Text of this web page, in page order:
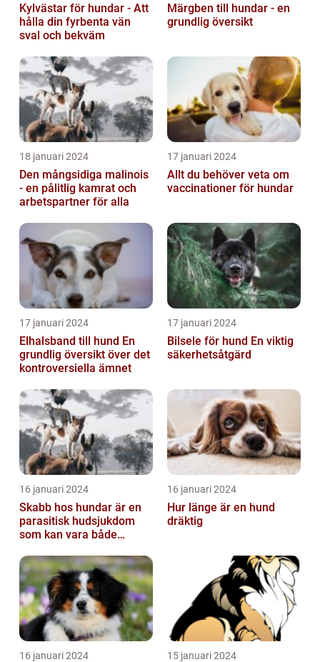
Kylvästar för hundar - Att
hålla din fyrbenta vän
sval och bekväm
Märgben till hundar - en
grundlig översikt
18 januari 2024
Den mångsidiga malinois
- en pålitlig kamrat och
arbetspartner för alla
17 januari 2024
Allt du behöver veta om
vaccinationer för hundar
17 januari 2024
Elhalsband till hund En
grundlig översikt över det
kontroversiella ämnet
17 januari 2024
Bilsele för hund En viktig
säkerhetsåtgärd
16 januari 2024
Skabb hos hundar är en
parasitisk hudsjukdom
som kan vara både
för våra fy...
16 januari 2024
Hur länge är en hund
dräktig
16 januari 2024 15 januari 2024